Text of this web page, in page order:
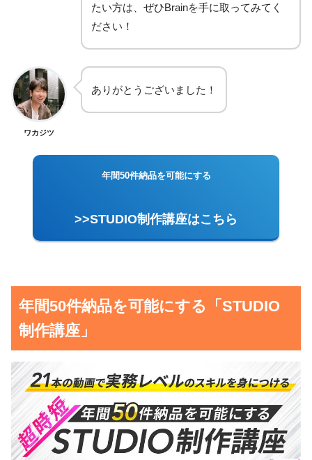
たい方は、ぜひBrainを手に取ってみてく
ださい！
ワカジツ
ありがとうございました！
年間50件納品を可能にする
>>STUDIO制作講座はこちら
年間50件納品を可能にする「STUDIO
制作講座」